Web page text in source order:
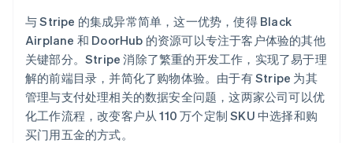
与 Stripe 的集成异常简单，这一优势，使得 Black
Airplane 和 DoorHub 的资源可以专注于客户体验的其他
关键部分。Stripe 消除了繁重的开发工作，实现了易于理
解的前端目录，并简化了购物体验。由于有 Stripe 为其
管理与支付处理相关的数据安全问题，这两家公司可以优
化工作流程，改变客户从 110 万个定制 SKU 中选择和购
买门用五金的方式。